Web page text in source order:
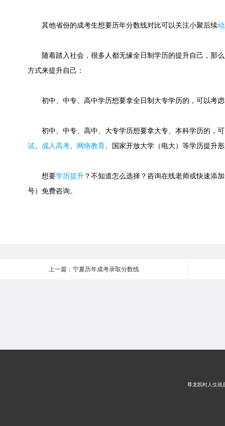
其他省份的成考生想要历年分数线对比可以关注小聚后续
随着踏入社会，很多人都无缘全日制学历的提升自己，那
方式来提升自己：
初中、中专、高中学历想要拿全日制大专学历的，可以考虑
初中、中专、高中、大专学历想要拿大专、本科学历的，可
试、 成人高考、 网络教育、国家开放大学（电大）等学历提升
想要学历提升 ？不知道怎么选择？咨询在线老师或快速添
号）免费咨询。
上一篇：宁夏历年成考录取分数线
尊龙凯时人生就